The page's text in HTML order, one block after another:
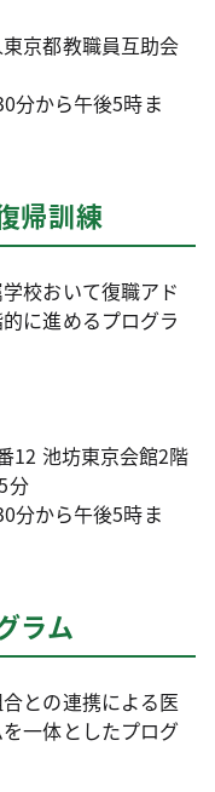
京都教職員互助会
分から午後5時ま
帰訓練
校おいて復職アド
に進めるプログラ
12 池坊東京会館2階
分
分から午後5時ま
ラム
との連携による医
一体としたプログ